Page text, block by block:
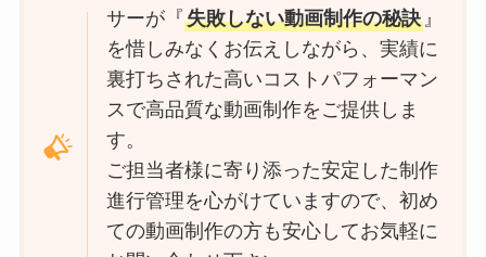
サーが『失敗しない動画制作の秘訣 』
を惜しみなくお伝えしながら、実績に
裏打ちされた高いコストパフォーマン
スで高品質な動画制作をご提供しま
す。
ご担当者様に寄り添った安定した制作
進行管理を心がけていますので、初め
ての動画制作の方も安心してお気軽に